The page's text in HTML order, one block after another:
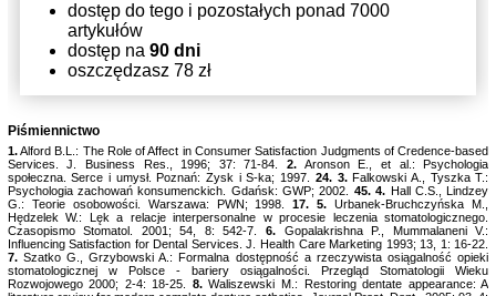
dostęp do tego i pozostałych ponad 7000
artykułów
dostęp na 90 dni
oszczędzasz 78 zł
Piśmiennictwo
1.Alford B.L.: The Role of Affect in Consumer Satisfaction Judgments of Credence-based
Services. J. Business Res., 1996; 37: 71-84.2. Aronson E., et al.: Psychologia
społeczna. Serce i umysł. Poznań: Zysk i S-ka; 1997. 24. 3.Falkowski A., Tyszka T.:
Psychologia zachowań konsumenckich. Gdańsk: GWP; 2002. 45. 4. Hall C.S., Lindzey
G.: Teorie osobowości. Warszawa: PWN; 1998.17. 5. Urbanek-Bruchczyńska M.,
Hędzelek W.: Lęk a relacje interpersonalne w procesie leczenia stomatologicznego.
Czasopismo Stomatol. 2001; 54, 8: 542-7.6. Gopalakrishna P., Mummalaneni V.:
Influencing Satisfaction for Dental Services. J. Health Care Marketing 1993; 13, 1: 16-22.
7.Szatko G., Grzybowski A.: Formalna dostępność a rzeczywista osiągalność opieki
stomatologicznej w Polsce - bariery osiągalności. Przegląd Stomatologii Wieku
Rozwojowego 2000; 2-4: 18-25. 8.Waliszewski M.: Restoring dentate appearance: A